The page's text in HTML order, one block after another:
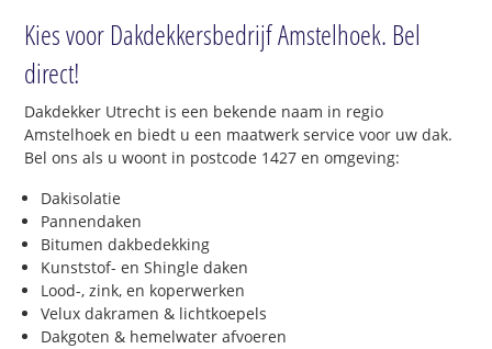
Kies voor Dakdekkersbedrijf Amstelhoek. Bel
direct!
Dakdekker Utrecht is een bekende naam in regio
Amstelhoek en biedt u een maatwerk service voor uw dak.
Bel ons als u woont in postcode 1427 en omgeving:
Dakisolatie
Pannendaken
Bitumen dakbedekking
Kunststof- en Shingle daken
Lood-, zink, en koperwerken
Velux dakramen & lichtkoepels
Dakgoten & hemelwater afvoeren